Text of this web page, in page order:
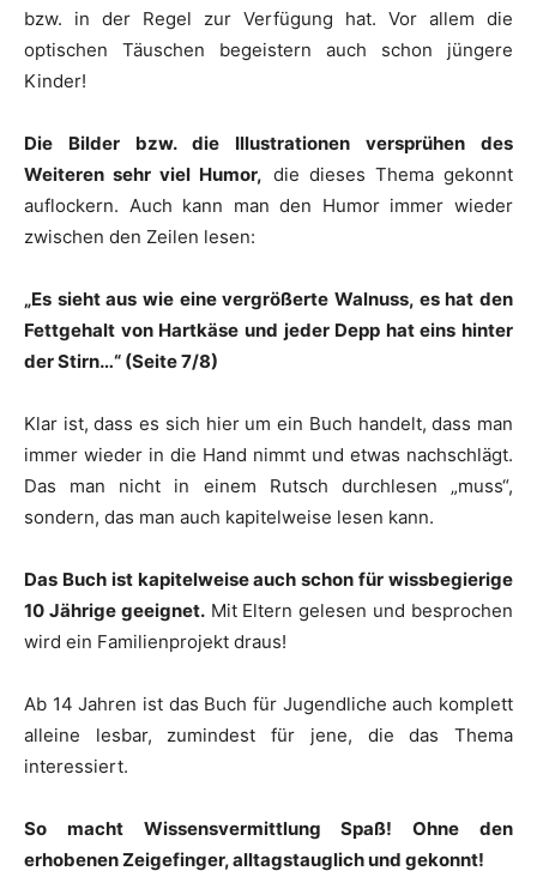
bzw. in der Regel zur Verfügung hat. Vor allem die
optischen Täuschen begeistern auch schon jüngere
Kinder!
Die Bilder bzw. die Illustrationen versprühen des
Weiteren sehr viel Humor, die dieses Thema gekonnt
auflockern. Auch kann man den Humor immer wieder
zwischen den Zeilen lesen:
„Es sieht aus wie eine vergrößerte Walnuss, es hat den
Fettgehalt von Hartkäse und jeder Depp hat eins hinter
der Stirn…“ (Seite 7/8)
Klar ist, dass es sich hier um ein Buch handelt, dass man
immer wieder in die Hand nimmt und etwas nachschlägt.
Das man nicht in einem Rutsch durchlesen „muss“,
sondern, das man auch kapitelweise lesen kann.
Das Buch ist kapitelweise auch schon für wissbegierige
10 Jährige geeignet.Mit Eltern gelesen und besprochen
wird ein Familienprojekt draus!
Ab 14 Jahren ist das Buch für Jugendliche auch komplett
alleine lesbar, zumindest für jene, die das Thema
interessiert.
So macht Wissensvermittlung Spaß! Ohne den
erhobenen Zeigefinger, alltagstauglich und gekonnt!